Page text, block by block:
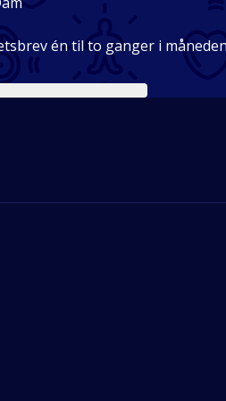
én til to ganger i